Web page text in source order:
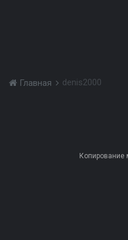
Главная denis2000
Копирование